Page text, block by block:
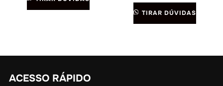
TIRAR DÚVIDAS
ACESSO RÁPIDO